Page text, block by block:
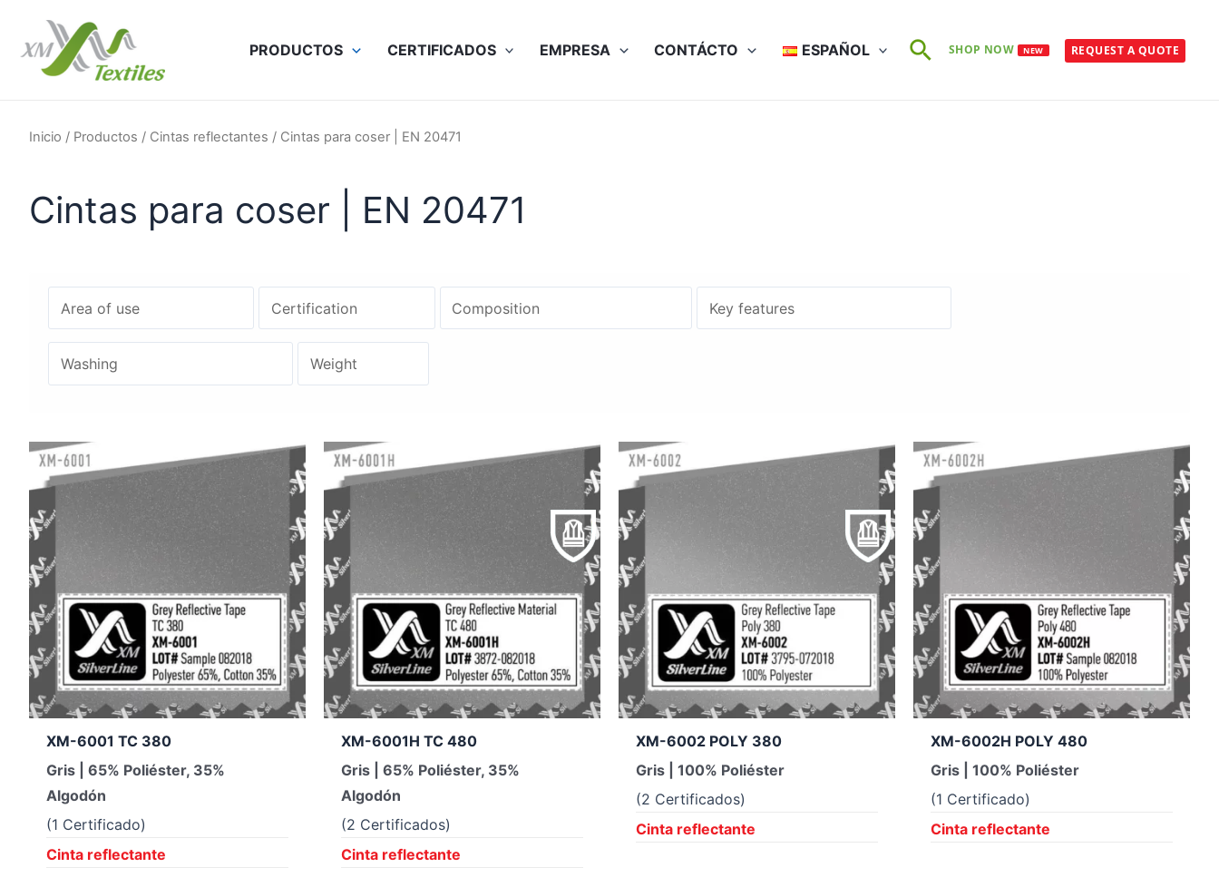
contenido
PRODUCTOS CERTIFICADOS EMPRESA CONTÁCTO ESPAÑOL BuscarSHOP NOW NEW REQUEST A QUOTE
Inicio / Productos / Cintas reflectantes / Cintas para coser | EN 20471
Cintas para coser | EN 20471
XM-6001 TC 380
Gris | 65% Poliéster, 35%
Algodón
(1 Certificado)
Cinta reflectante
XM-6001H TC 480
Gris | 65% Poliéster, 35%
Algodón
(2 Certificados)
Cinta reflectante
XM-6002 POLY 380
Gris | 100% Poliéster
(2 Certificados)
Cinta reflectante
XM-6002H POLY 480
Gris | 100% Poliéster
(1 Certificado)
Cinta reflectante